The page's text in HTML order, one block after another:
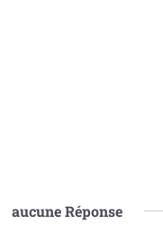
aucuneRéponse